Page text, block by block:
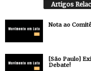
Artigos
Nota ao
[São Paulo]
Debate!